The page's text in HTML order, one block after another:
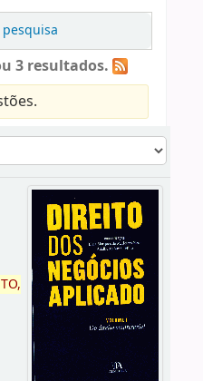
3 resultados.